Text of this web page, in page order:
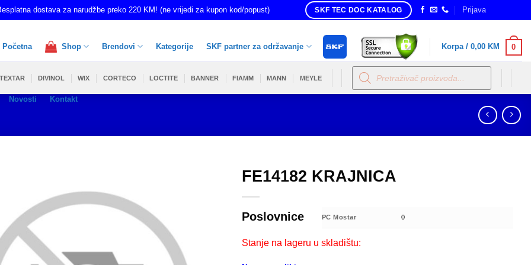
dostava za narudžbe preko 220 KM! (ne vrijedi za kupon kod/popust) SKF TEC DOC KATALOG Prijava
Početna Shop Brendovi Kategorije SKF partner za održavanje
Novosti Kontakt
Korpa / 0,00 KM 0
TEXTAR DIVINOL WIX CORTECO LOCTITE BANNER FIAMM MANN MEYLE
Products
search
FE14182 KRAJNICA
Poslovnice PC Mostar 0
Stanje na lageru u skladištu: